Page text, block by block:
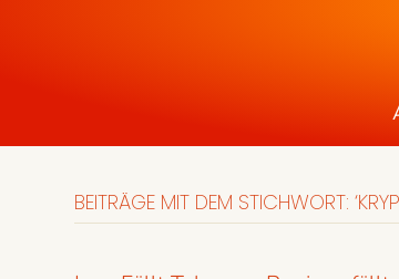
BEITRÄGE MIT DEM STICHWORT: